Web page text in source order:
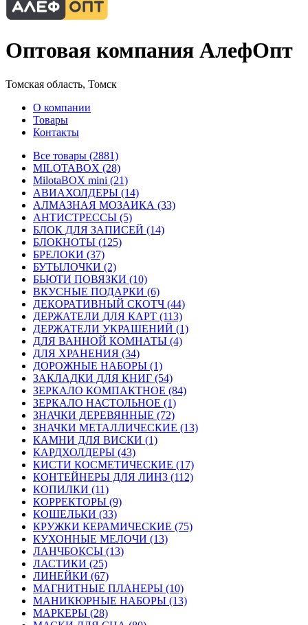
Оптовая компания АлефОпт
Томская область, Томск
О компании
Товары
Контакты
Все товары (2881)
MILOTABOX (28)
MilotaBOX mini (21)
АВИАХОЛДЕРЫ (14)
АЛМАЗНАЯ МОЗАИКА (33)
АНТИСТРЕССЫ (5)
БЛОК ДЛЯ ЗАПИСЕЙ (14)
БЛОКНОТЫ (125)
БРЕЛОКИ (37)
БУТЫЛОЧКИ (2)
БЬЮТИ ПОВЯЗКИ (10)
ВКУСНЫЕ ПОДАРКИ (6)
ДЕКОРАТИВНЫЙ СКОТЧ (44)
ДЕРЖАТЕЛИ ДЛЯ КАРТ (113)
ДЕРЖАТЕЛИ УКРАШЕНИЙ (1)
ДЛЯ ВАННОЙ КОМНАТЫ (4)
ДЛЯ ХРАНЕНИЯ (34)
ДОРОЖНЫЕ НАБОРЫ (1)
ЗАКЛАДКИ ДЛЯ КНИГ (54)
ЗЕРКАЛО КОМПАКТНОЕ (84)
ЗЕРКАЛО НАСТОЛЬНОЕ (1)
ЗНАЧКИ ДЕРЕВЯННЫЕ (72)
ЗНАЧКИ МЕТАЛЛИЧЕСКИЕ (13)
КАМНИ ДЛЯ ВИСКИ (1)
КАРДХОЛДЕРЫ (43)
КИСТИ КОСМЕТИЧЕСКИЕ (17)
КОНТЕЙНЕРЫ ДЛЯ ЛИНЗ (112)
КОПИЛКИ (11)
КОРРЕКТОРЫ (9)
КОШЕЛЬКИ (33)
КРУЖКИ КЕРАМИЧЕСКИЕ (75)
КУХОННЫЕ МЕЛОЧИ (13)
ЛАНЧБОКСЫ (13)
ЛАСТИКИ (25)
ЛИНЕЙКИ (67)
МАГНИТНЫЕ ПЛАНЕРЫ (10)
МАНИКЮРНЫЕ НАБОРЫ (13)
МАРКЕРЫ (28)